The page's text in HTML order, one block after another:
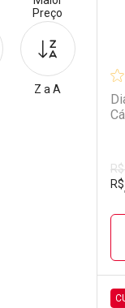
R$
Preço
Z a A